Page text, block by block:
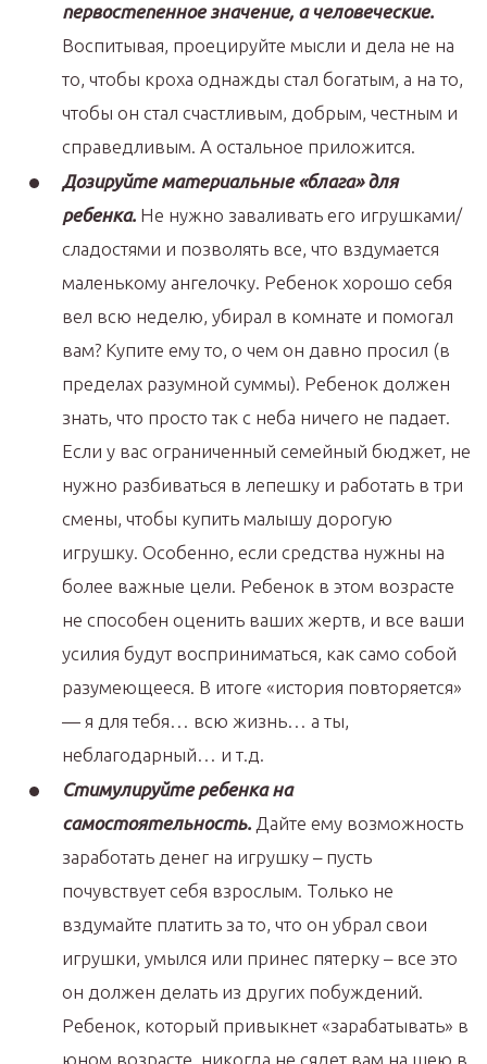
первостепенное значение, а человеческие.
Воспитывая, проецируйте мысли и дела не на
то, чтобы кроха однажды стал богатым, а на то,
чтобы он стал счастливым, добрым, честным и
справедливым. А остальное приложится.
Дозируйте материальные «блага» для
ребенка. Не нужно заваливать его игрушками/
сладостями и позволять все, что вздумается
маленькому ангелочку. Ребенок хорошо себя
вел всю неделю, убирал в комнате и помогал
вам? Купите ему то, о чем он давно просил (в
пределах разумной суммы). Ребенок должен
знать, что просто так с неба ничего не падает.
Если у вас ограниченный семейный бюджет, не
нужно разбиваться в лепешку и работать в три
смены, чтобы купить малышу дорогую
игрушку. Особенно, если средства нужны на
более важные цели. Ребенок в этом возрасте
не способен оценить ваших жертв, и все ваши
усилия будут восприниматься, как само собой
разумеющееся. В итоге «история повторяется»
— я для тебя… всю жизнь… а ты,
неблагодарный… и т.д.
Стимулируйте ребенка на
самостоятельность. Дайте ему возможность
заработать денег на игрушку – пусть
почувствует себя взрослым. Только не
вздумайте платить за то, что он убрал свои
игрушки, умылся или принес пятерку – все это
он должен делать из других побуждений.
Ребенок, который привыкнет «зарабатывать» в
юном возрасте, никогда не сядет вам на шею в